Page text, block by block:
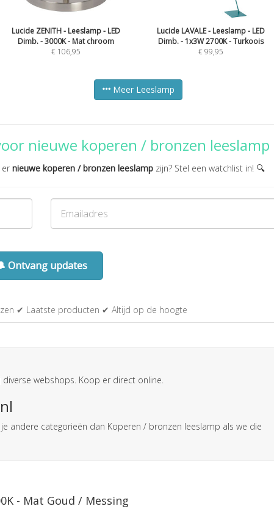
Lucide ZENITH - Leeslamp - LED
Dimb. - 3000K - Mat chroom
€ 106,95
Lucide LAVALE - Leeslamp - LED
Dimb. - 1x3W 2700K - Turkoois
€99,95
Meer Leeslamp
nieuwe koperen / bronzen leeslamp
nieuwe koperen / bronzen leeslamp zijn? Stel een watchlist in! 🔍
Ontvang updates
✔ Laatste producten ✔ Altijd op de hoogte
webshops. Koop er direct online.
andere categorieën dan Koperen / bronzen leeslamp als we die
- Mat Goud / Messing